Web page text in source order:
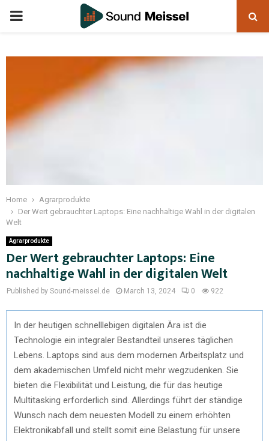
Home
Agrarprodukte
Der Wert gebrauchter Laptops: Eine nachhaltige Wahl in der digitalen
Welt
Agrarprodukte
Der Wert gebrauchter Laptops: Eine
nachhaltige Wahl in der digitalen Welt
Published by Sound-meissel.de March 13, 2024 0 922
In der heutigen schnelllebigen digitalen Ära ist die
Technologie ein integraler Bestandteil unseres täglichen
Lebens. Laptops sind aus dem modernen Arbeitsplatz und
dem akademischen Umfeld nicht mehr wegzudenken. Sie
bieten die Flexibilität und Leistung, die für das heutige
Multitasking erforderlich sind. Allerdings führt der ständige
Wunsch nach dem neuesten Modell zu einem erhöhten
Elektronikabfall und stellt somit eine Belastung für unsere